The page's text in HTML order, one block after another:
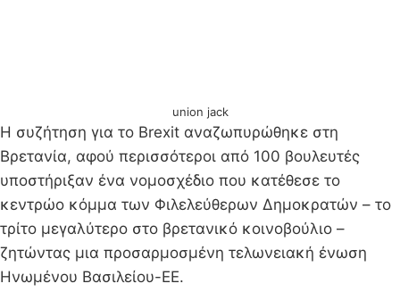
union jack
Η συζήτηση για το Brexit αναζωπυρώθηκε στη
Βρετανία, αφού περισσότεροι από 100 βουλευτές
υποστήριξαν ένα νομοσχέδιο που κατέθεσε το
κεντρώο κόμμα των Φιλελεύθερων Δημοκρατών – το
τρίτο μεγαλύτερο στο βρετανικό κοινοβούλιο –
ζητώντας μια προσαρμοσμένη τελωνειακή ένωση
Ηνωμένου Βασιλείου-ΕΕ.